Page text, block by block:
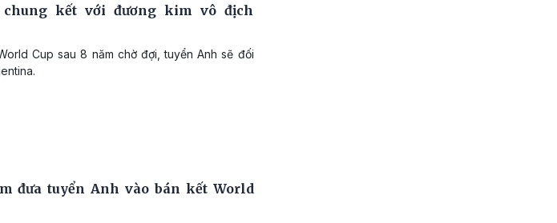
kết với đương kim vô địch
Cup sau 8 năm chờ đợi, tuyển Anh sẽ đối
đưa tuyển Anh vào bán kết World